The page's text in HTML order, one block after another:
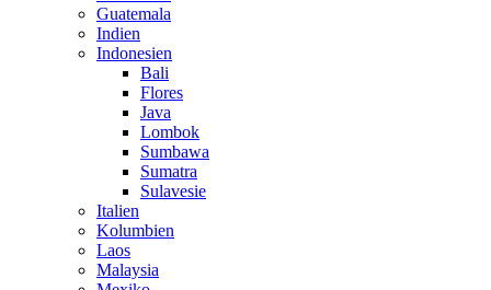
Guatemala
Indien
Indonesien
Bali
Flores
Java
Lombok
Sumbawa
Sumatra
Sulavesie
Italien
Kolumbien
Laos
Malaysia